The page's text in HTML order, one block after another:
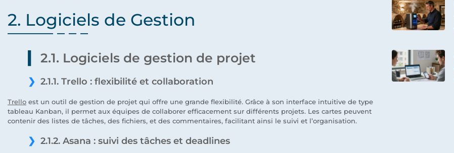
2. Logiciels de Gestion
2.1. Logiciels de gestion de projet
2.1.1. Trello : flexibilité et collaboration
Trello est un outil de gestion de projet qui offre une grande flexibilité. Grâce à son interface intuitive de type
tableau Kanban, il permet aux équipes de collaborer efficacement sur différents projets. Les cartes peuvent
contenir des listes de tâches, des fichiers, et des commentaires, facilitant ainsi le suivi et l’organisation.
2.1.2. Asana : suivi des tâches et deadlines